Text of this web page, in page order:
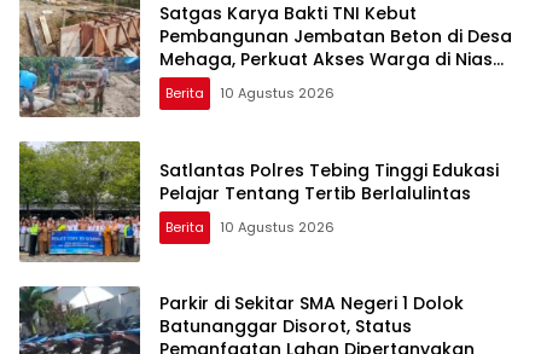
Satgas Karya Bakti TNI Kebut
Pembangunan Jembatan Beton di Desa
Mehaga, Perkuat Akses Warga di Nias
Selatan
Berita 10 Agustus 2026
Satlantas Polres Tebing Tinggi Edukasi
Pelajar Tentang Tertib Berlalulintas
Berita 10 Agustus 2026
Parkir di Sekitar SMA Negeri 1 Dolok
Batunanggar Disorot, Status